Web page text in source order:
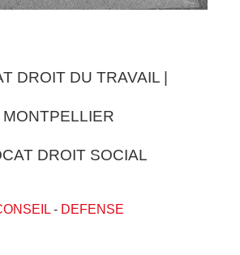
DROIT DU TRAVAIL |
MONTPELLIER
DROIT SOCIAL
- DEFENSE